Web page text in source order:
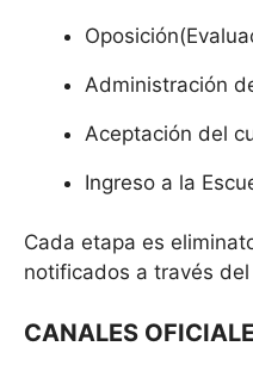
Administración
Aceptación del
Ingreso a la
Cada etapa es
notificados a través
CANALES